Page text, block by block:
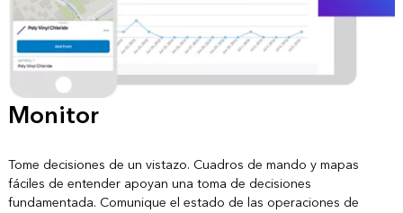
Monitor
Tome decisiones de un vistazo. Cuadros de mando y mapas
fáciles de entender apoyan una toma de decisiones
fundamentada. Comunique el estado de las operaciones de